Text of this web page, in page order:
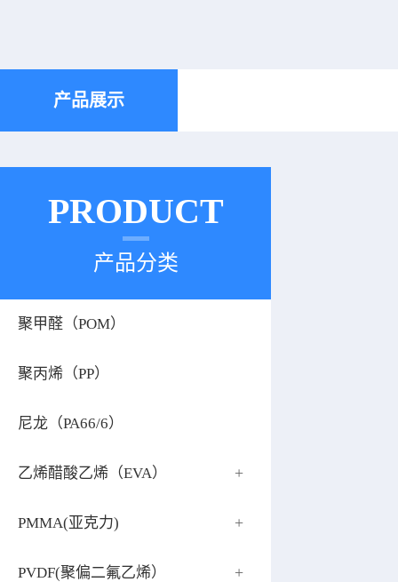
产品展示
PRODUCT
产品分类
聚甲醛（POM）
聚丙烯（PP）
尼龙（PA66/6）
乙烯醋酸乙烯（EVA） +
PMMA(亚克力) +
PVDF(聚偏二氟乙烯） +